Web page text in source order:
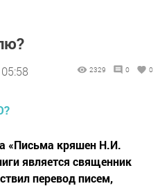
2329 0 0
«Письма кряшен Н.И.
является священник
перевод писем,